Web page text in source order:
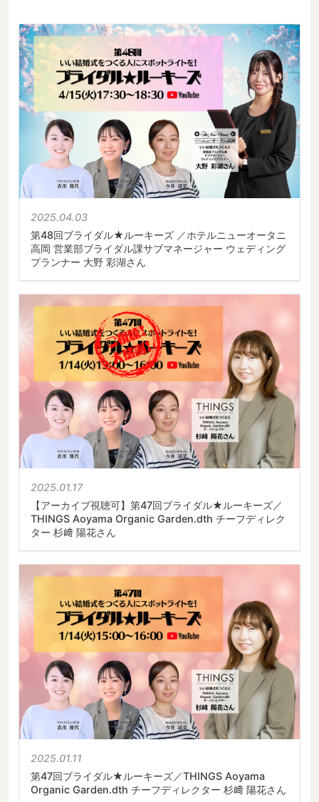
2025.04.03
第48回ブライダル★ルーキーズ ／ホテルニューオータニ
高岡 営業部ブライダル課サブマネージャー ウェディング
プランナー 大野 彩湖さん
2025.01.17
【アーカイブ視聴可】第47回ブライダル★ルーキーズ／
THINGS Aoyama Organic Garden.dth チーフディレク
ター 杉﨑 陽花さん
2025.01.11
第47回ブライダル★ルーキーズ／THINGS Aoyama
Organic Garden.dth チーフディレクター 杉﨑 陽花さん